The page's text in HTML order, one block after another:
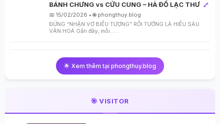
BÁNH CHƯNG vs CỬU CUNG – HÀ ĐỒ LẠC THƯ 🔗
📅 15/02/2026 • 🌐 phongthuy.blog
ĐỪNG “NHẬN VƠ BIỂU TƯỢNG” RỒI TƯỞNG LÀ HIỂU SÂU
VĂN HOÁ Gần đây, mỗi…...
🌟 Xem thêm tại phongthuy.blog
🎯 VISITOR